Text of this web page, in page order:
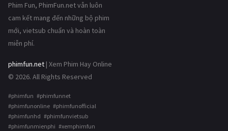
Phim Fun, PhimFun.net vẫn luôn
cam kết mang đến những bộ phim
mới, vietsub chuẩn và hoàn toàn
miễn phí.
phimfun.net | Xem Phim Hay Online
© 2026. All Rights Reserved
#phimfun #phimfunnet
#phimfunonline #phimfunofficial
#phimfunhd #phimfunvietsub
#phimfunmienphi #xemphimfun